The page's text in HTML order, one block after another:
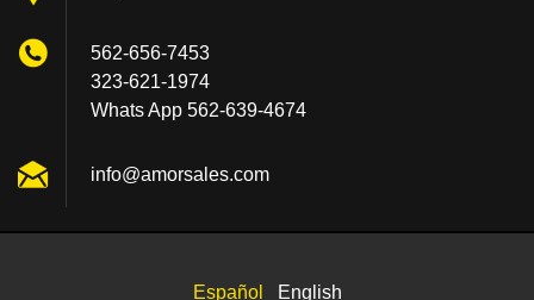
562-656-7453
323-621-1974
Whats App 562-639-4674
info@amorsales.com
Español English